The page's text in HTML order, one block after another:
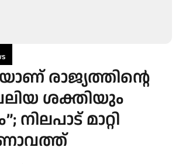
രാജ്യത്തിന്റെ
ശക്തിയും
മാറ്റി